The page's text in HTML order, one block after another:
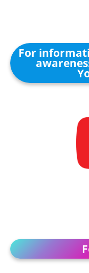
For